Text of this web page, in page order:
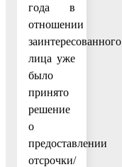
года в
отношении
заинтересованного
лица уже
было
принято
решение
о
предоставлении
отсрочки/